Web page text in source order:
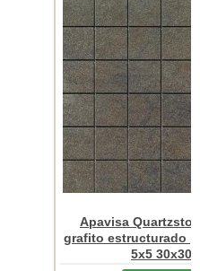
Apavisa
grafito estructurado
5x5 30x30